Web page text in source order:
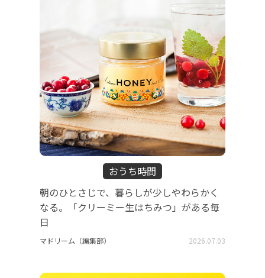
おうち時間
朝のひとさじで、暮らしが少しやわらかく
なる。「クリーミー生はちみつ」がある毎
日
マドリーム（編集部） 2026.07.03